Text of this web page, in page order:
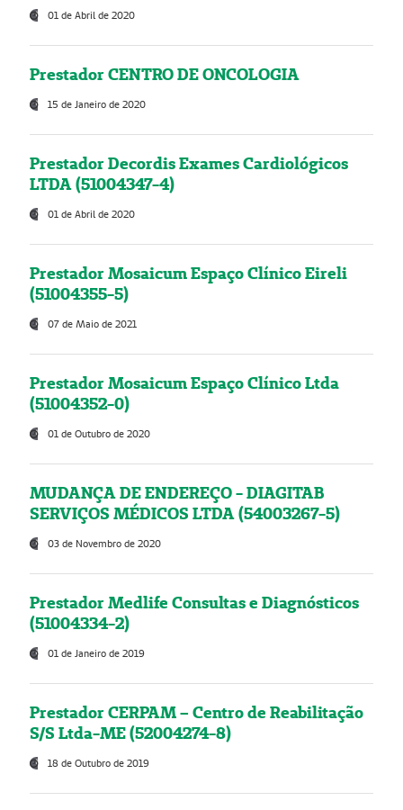
01 de Abril de 2020
Prestador CENTRO DE ONCOLOGIA
15 de Janeiro de 2020
Prestador Decordis Exames Cardiológicos
LTDA (51004347-4)
01 de Abril de 2020
Prestador Mosaicum Espaço Clínico Eireli
(51004355-5)
07 de Maio de 2021
Prestador Mosaicum Espaço Clínico Ltda
(51004352-0)
01 de Outubro de 2020
MUDANÇA DE ENDEREÇO - DIAGITAB
SERVIÇOS MÉDICOS LTDA (54003267-5)
03 de Novembro de 2020
Prestador Medlife Consultas e Diagnósticos
(51004334-2)
01 de Janeiro de 2019
Prestador CERPAM – Centro de Reabilitação
S/S Ltda-ME (52004274-8)
18 de Outubro de 2019